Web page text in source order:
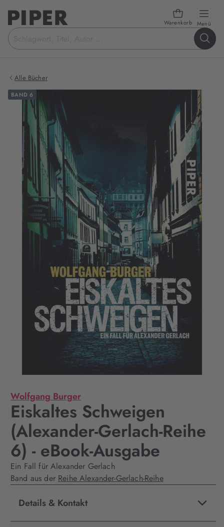
Warenkorb Menü
Suchbegriff
eingeben
Alle Bücher
BAND 6
Wolfgang Burger
Eiskaltes Schweigen
(Alexander-Gerlach-Reihe
6) - eBook-Ausgabe
Ein Fall für Alexander Gerlach
Band aus der Reihe Alexander-Gerlach-Reihe
Details & Kontakt